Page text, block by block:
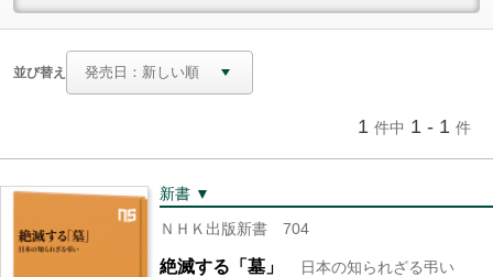
並び替え
1 件中 1 - 1 件
新書 ▼
ＮＨＫ出版新書 704
絶滅する「墓」
日本の知られざる弔い